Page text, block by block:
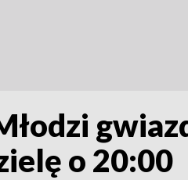
o 20:00